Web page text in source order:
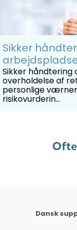
Sikker
Sikker
overholdelse af
personlige
risikovurderin...
Ofte
Dansk